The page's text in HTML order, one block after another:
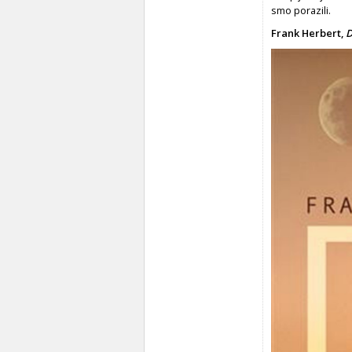
smo porazili.
Frank Herbert,